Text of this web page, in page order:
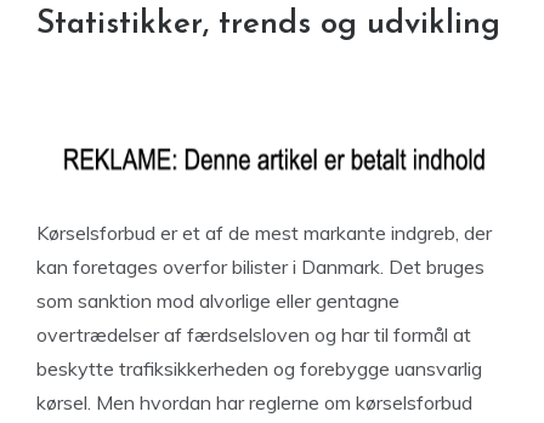
Statistikker, trends og udvikling
Kørselsforbud er et af de mest markante indgreb, der
kan foretages overfor bilister i Danmark. Det bruges
som sanktion mod alvorlige eller gentagne
overtrædelser af færdselsloven og har til formål at
beskytte trafiksikkerheden og forebygge uansvarlig
kørsel. Men hvordan har reglerne om kørselsforbud